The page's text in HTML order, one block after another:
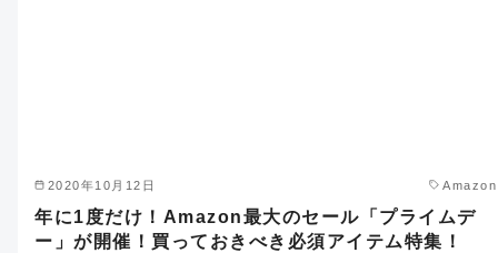
2020年10月12日 Amazon
年に1度だけ！Amazon最大のセール「プライムデ
ー」が開催！買っておきべき必須アイテム特集！